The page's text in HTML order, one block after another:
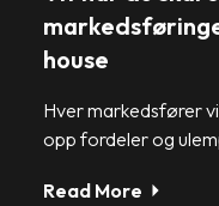
house
Hver markedsfører
opp fordeler og
Read More